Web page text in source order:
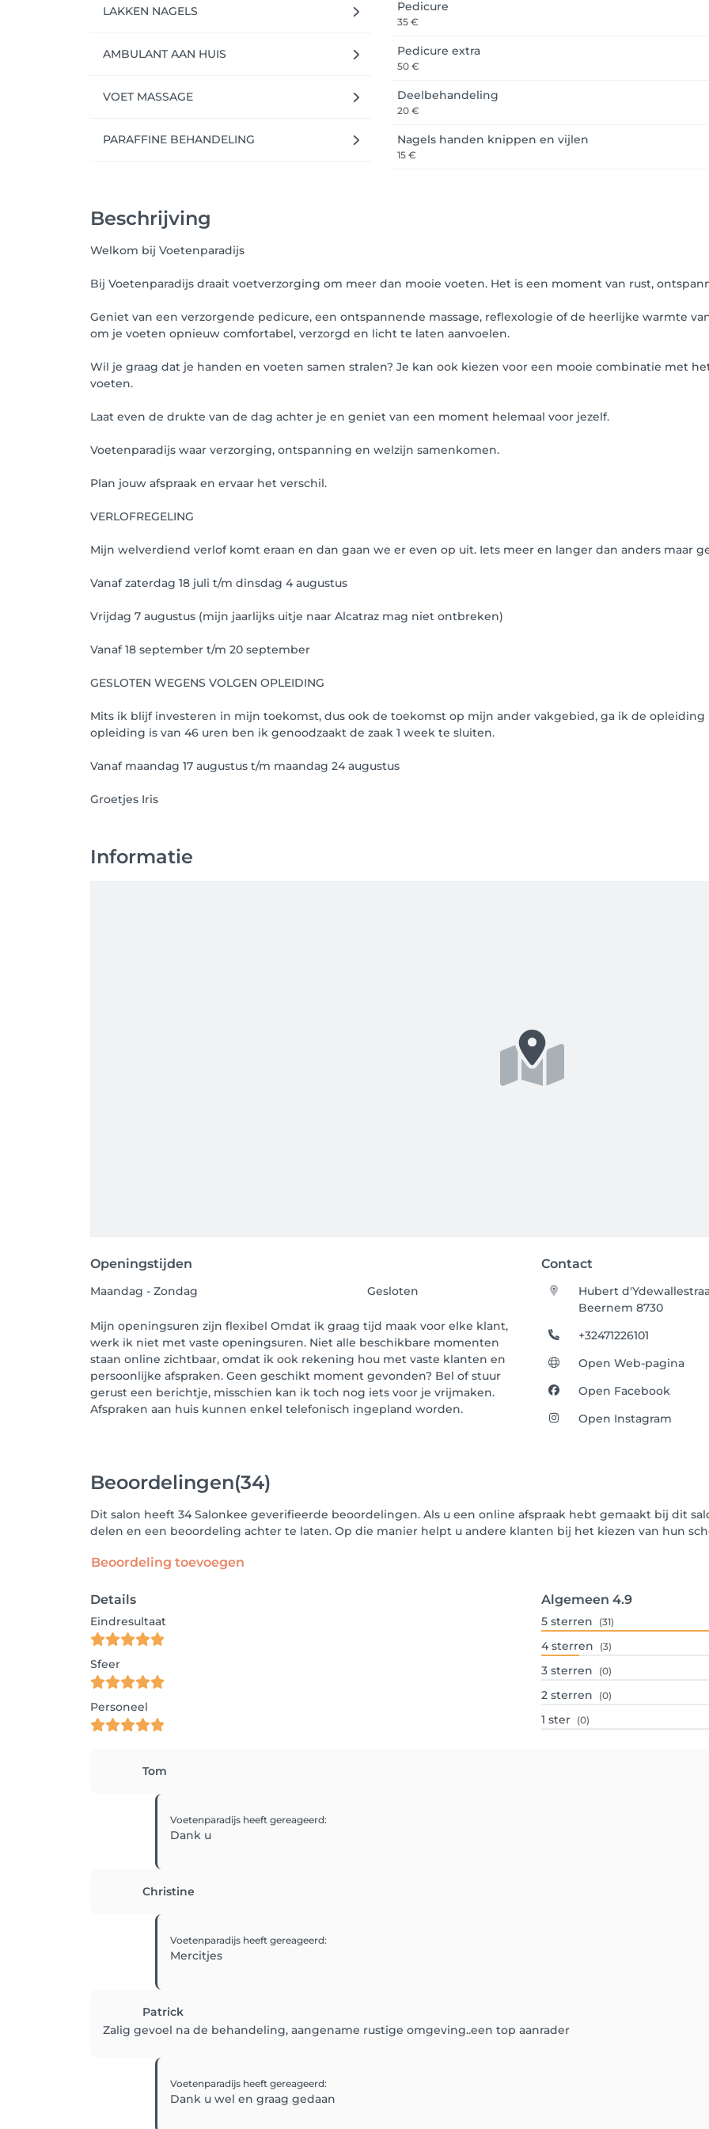
LAKKEN NAGELS
AMBULANT AAN HUIS
VOET MASSAGE
PARAFFINE BEHANDELING
Pedicure
35 €
Pedicure extra
50 €
Deelbehandeling
20 €
Nagels handen knippen en vijlen
15 €
Beschrijving
Welkom bij Voetenparadijs
Bij Voetenparadijs draait voetverzorging om meer dan mooie voeten. Het is een moment van rust,
Geniet van een verzorgende pedicure, een ontspannende massage, reflexologie of de heerlijke warmte
om je voeten opnieuw comfortabel, verzorgd en licht te laten aanvoelen.
Wil je graag dat je handen en voeten samen stralen? Je kan ook kiezen voor een mooie combinatie met
voeten.
Laat even de drukte van de dag achter je en geniet van een moment helemaal voor jezelf.
Voetenparadijs waar verzorging, ontspanning en welzijn samenkomen.
Plan jouw afspraak en ervaar het verschil.
VERLOFREGELING
Mijn welverdiend verlof komt eraan en dan gaan we er even op uit. Iets meer en langer dan anders maar
Vanaf zaterdag 18 juli t/m dinsdag 4 augustus
Vrijdag 7 augustus (mijn jaarlijks uitje naar Alcatraz mag niet ontbreken)
Vanaf 18 september t/m 20 september
GESLOTEN WEGENS VOLGEN OPLEIDING
Mits ik blijf investeren in mijn toekomst, dus ook de toekomst op mijn ander vakgebied, ga ik de opleiding
opleiding is van 46 uren ben ik genoodzaakt de zaak 1 week te sluiten.
Vanaf maandag 17 augustus t/m maandag 24 augustus
Informatie
Openingstijden Contact
Maandag - Zondag Gesloten
Mijn openingsuren zijn flexibel Omdat ik graag tijd maak voor elke klant,
werk ik niet met vaste openingsuren. Niet alle beschikbare momenten
staan online zichtbaar, omdat ik ook rekening hou met vaste klanten en
persoonlijke afspraken. Geen geschikt moment gevonden? Bel of stuur
gerust een berichtje, misschien kan ik toch nog iets voor je vrijmaken.
Afspraken aan huis kunnen enkel telefonisch ingepland worden.
Hubert
Beernem 8730
+32471226101
Open Web-pagina
Open Facebook
Open Instagram
Beoordelingen(34)
Dit salon heeft 34 Salonkee geverifieerde beoordelingen. Als u een online afspraak hebt gemaakt bij dit
delen en een beoordeling achter te laten. Op die manier helpt u andere klanten bij het kiezen van hun
Beoordeling toevoegen
Details
Eindresultaat
Sfeer
Personeel
Algemeen 4.9
5 sterren (31)
4 sterren (3)
3 sterren (0)
2 sterren (0)
1 ster (0)
Tom
Voetenparadijs heeft gereageerd:
Dank u
Christine
Voetenparadijs heeft gereageerd:
Mercitjes
Patrick
Zalig gevoel na de behandeling, aangename rustige omgeving..een top aanrader
Voetenparadijs heeft gereageerd:
Dank u wel en graag gedaan